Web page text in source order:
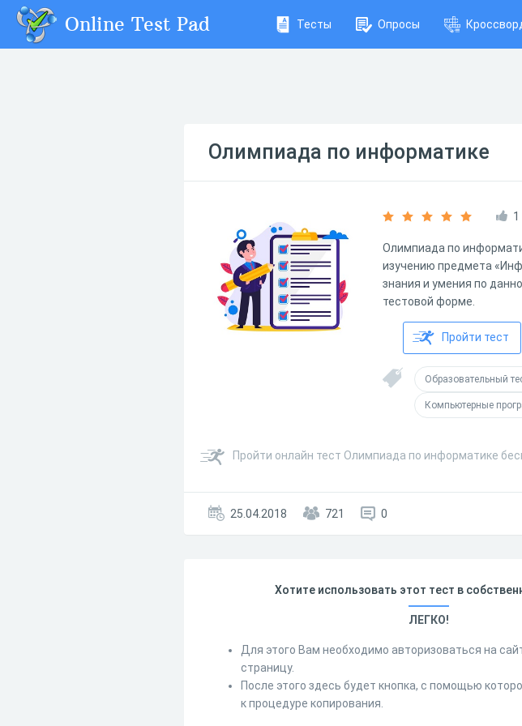
Online Test Pad Тесты Опросы
Олимпиада по информатике
1
Олимпиада по
изучению предмета
знания и умения по
тестовой форме.
Пройти тест
Образовательный
Компьютерные
Пройти онлайн тест Олимпиада по информатике
25.04.2018 721 0
Хотите использовать этот тест в
ЛЕГКО!
Для этого Вам необходимо авторизоваться на
страницу.
После этого здесь будет кнопка, с помощью
к процедуре копирования.